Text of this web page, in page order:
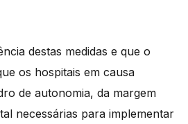
destas medidas e que o
os hospitais em causa
de autonomia, da margem
necessárias para implementar